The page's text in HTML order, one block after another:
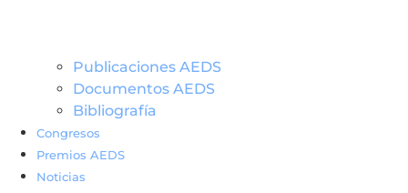
Publicaciones AEDS
Documentos AEDS
Bibliografía
Congresos
Premios AEDS
Noticias